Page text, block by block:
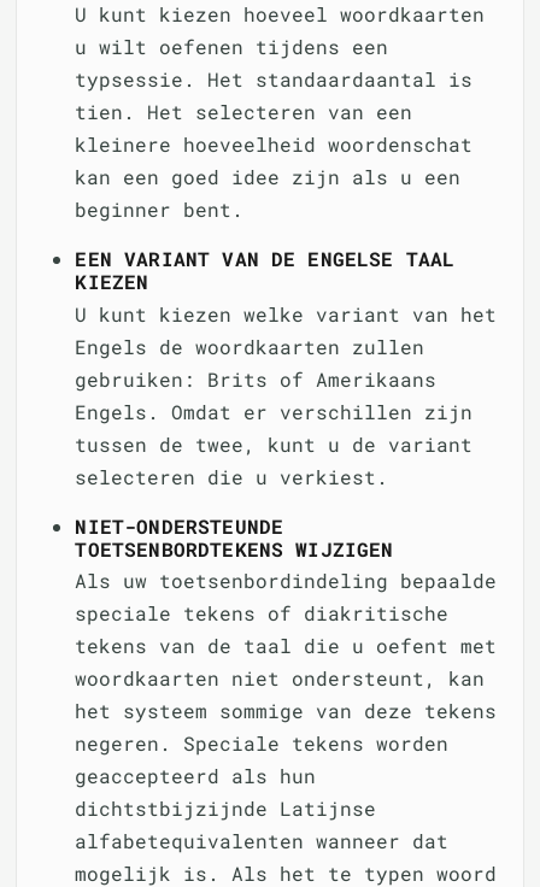
U kunt kiezen hoeveel woordkaarten
u wilt oefenen tijdens een
typsessie. Het standaardaantal is
tien. Het selecteren van een
kleinere hoeveelheid woordenschat
kan een goed idee zijn als u een
beginner bent.
EEN VARIANT VAN DE ENGELSE TAAL
KIEZEN
U kunt kiezen welke variant van het
Engels de woordkaarten zullen
gebruiken: Brits of Amerikaans
Engels. Omdat er verschillen zijn
tussen de twee, kunt u de variant
selecteren die u verkiest.
NIET-ONDERSTEUNDE
TOETSENBORDTEKENS WIJZIGEN
Als uw toetsenbordindeling bepaalde
speciale tekens of diakritische
tekens van de taal die u oefent met
woordkaarten niet ondersteunt, kan
het systeem sommige van deze tekens
negeren. Speciale tekens worden
geaccepteerd als hun
dichtstbijzijnde Latijnse
alfabetequivalenten wanneer dat
mogelijk is. Als het te typen woord